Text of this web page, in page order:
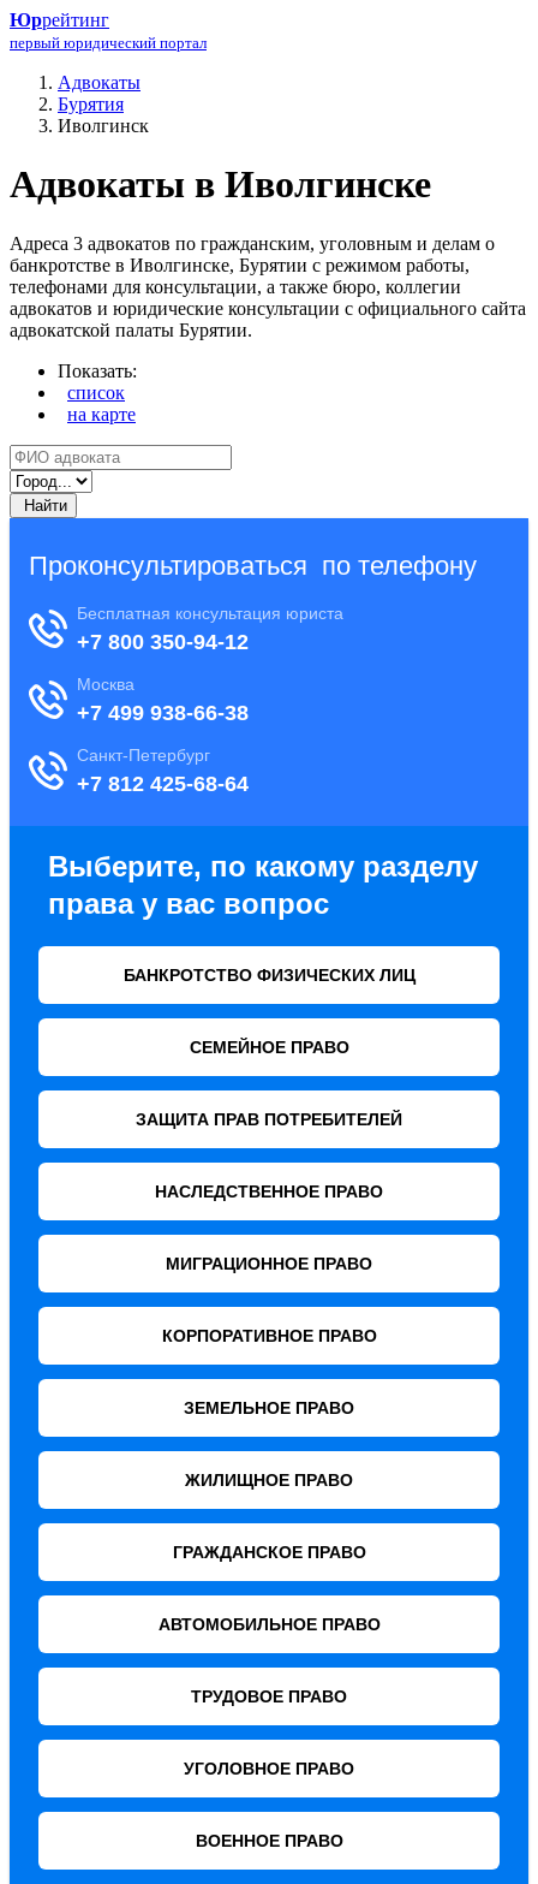
Юррейтинг
первый юридический портал
Адвокаты
Бурятия
Иволгинск
Адвокаты в Иволгинске
Адреса 3 адвокатов по гражданским, уголовным и делам о
банкротстве в Иволгинске, Бурятии с режимом работы,
телефонами для консультации, а также бюро, коллегии
адвокатов и юридические консультации с официального сайта
адвокатской палаты Бурятии.
Показать:
список
на карте
Найти